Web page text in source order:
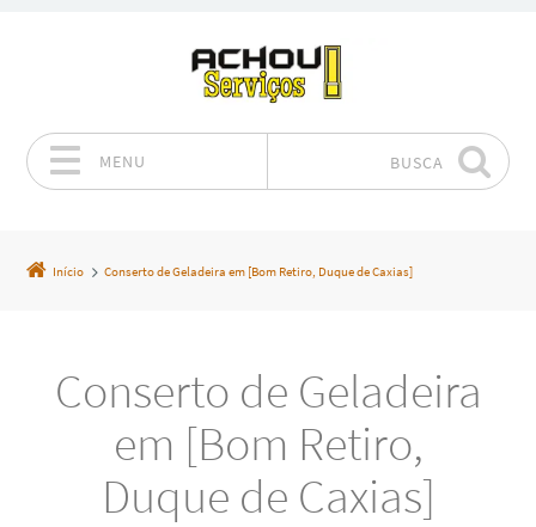
MENU BUSCA
Início Conserto de Geladeira em [Bom Retiro, Duque de Caxias]
Conserto de Geladeira
em [Bom Retiro,
Duque de Caxias]